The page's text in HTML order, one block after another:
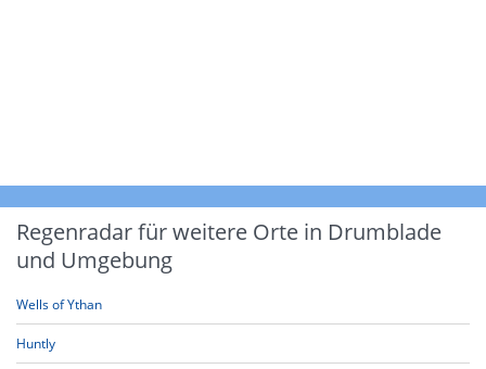
Regenradar für weitere Orte in Drumblade
und Umgebung
Wells of Ythan
Huntly